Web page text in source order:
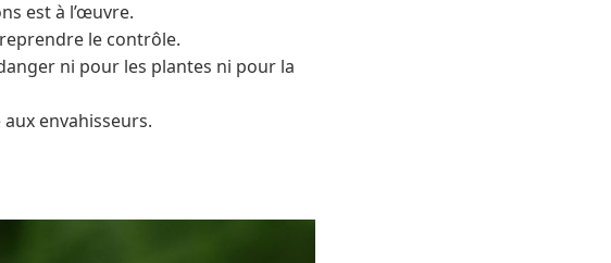
est à l’œuvre.
le contrôle.
ni pour les plantes ni pour la
envahisseurs.